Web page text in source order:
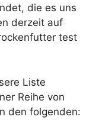
die es uns
derzeit auf
test
Liste
Reihe von
den folgenden: